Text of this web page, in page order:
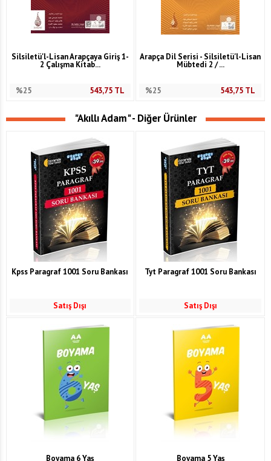
Silsiletü'l-Lisan Arapçaya Giriş 1-
2 Çalışma Kitab...
%25 543,75TL
Arapça Dil Serisi - Silsiletü'l-Lisan
Mübtedi 2 / ...
%25 543,75 TL
"Akıllı Adam" - Diğer Ürünler
Kpss Paragraf 1001 Soru Bankası
Satış Dışı
Tyt Paragraf 1001 Soru Bankası
Satış Dışı
Boyama 6 Yaş Boyama 5 Yaş